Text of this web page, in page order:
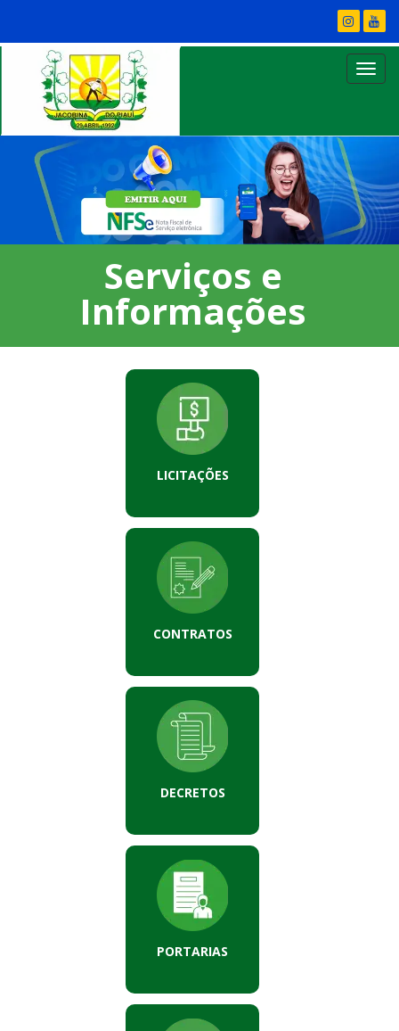
Serviços e
Informações
LICITAÇÕES
CONTRATOS
DECRETOS
PORTARIAS